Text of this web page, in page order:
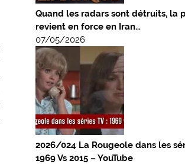
Quand les radars sont détruits, la
revient en force en Iran…
07/05/2026
2026/024 La Rougeole dans les
1969 Vs 2015 – YouTube